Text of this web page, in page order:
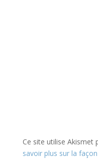
Ce site utilise Akismet
savoir plus sur la